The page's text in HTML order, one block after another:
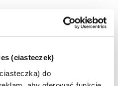
(ciasteczek)
do
korzystają z internetu
– zarówno w
realizacji działań
ogromny potencjał,
w sektorze MŚP.
wiele barier, a